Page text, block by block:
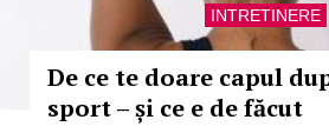
INTRETINERE
De ce te doare capul
sport – și ce e de făcut